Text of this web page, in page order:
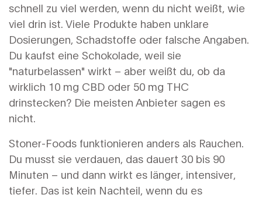
schnell zu viel werden, wenn du nicht weißt, wie
viel drin ist. Viele Produkte haben unklare
Dosierungen, Schadstoffe oder falsche Angaben.
Du kaufst eine Schokolade, weil sie
"naturbelassen" wirkt – aber weißt du, ob da
wirklich 10 mg CBD oder 50 mg THC
drinstecken? Die meisten Anbieter sagen es
nicht.
Stoner-Foods funktionieren anders als Rauchen.
Du musst sie verdauen, das dauert 30 bis 90
Minuten – und dann wirkt es länger, intensiver,
tiefer. Das ist kein Nachteil, wenn du es